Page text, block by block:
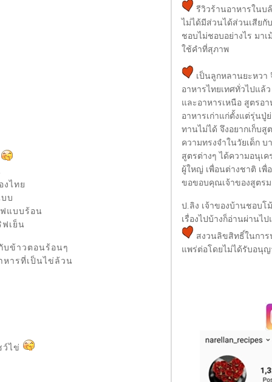
งไท
บ
แบบร้อน
เย็น
บข้าวตอนร้อนๆ
หารที่เป็นไข่ล้วน
ว์ไข่
รีวิวร้านอาหารในบ
ไม่ได้มีส่วนได้ส่วนเสีย
ชอบไม่ชอบอย่างไร มา
ช้คำที่สุภาพ
เป็นลูกหลานยะหวา
อาหารไทยเทศทั่วไปแล้
ละอาหารเหนือ สูตรอา
อาหารเก่าแก่ตั้งแต่รุ่นปู่
ทานไม่ได้ จึงอยากเก็บสู
ความทรงจำในวัยเด็ก บ
สูตรต่างๆ ได้ความอนุเ
ผู้ใหญ่ เพื่อนต่างชาติ เพื่
ขอขอบคุณเจ้าของสูตร
ป.ลิง เจ้าของบ้านชอบโ
เรื่องไปบ้างก็อ่านผ่านไ
สงวนลิขสิทธิ์ในกา
พร่ต่อโดยไม่ได้รับอนุญ